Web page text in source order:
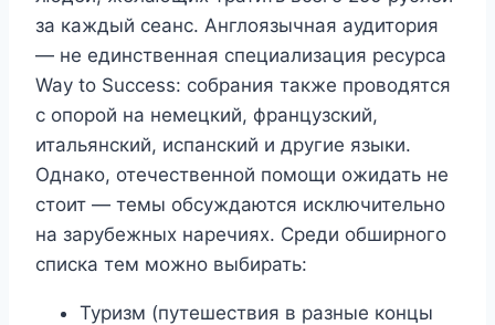
за каждый сеанс. Англоязычная аудитория
— не единственная специализация ресурса
Way to Success: собрания также проводятся
с опорой на немецкий, французский,
итальянский, испанский и другие языки.
Однако, отечественной помощи ожидать не
стоит — темы обсуждаются исключительно
на зарубежных наречиях. Среди обширного
списка тем можно выбирать:
Туризм (путешествия в разные концы